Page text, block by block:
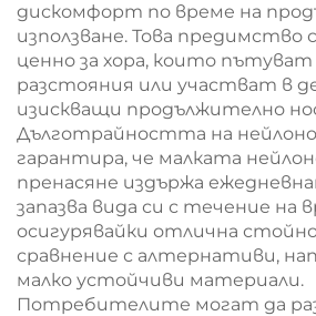
дискомфорт по време на
използване. Това предимство
ценно за хора, които пътуват
разстояния или участват в
изискващи продължително
Дълготрайността на
гарантира, че малката
пренасяне издържа
запазва вида си с течение на
осигурявайки отлична
сравнение с алтернативи,
малко устойчиви материали.
Потребителите могат да